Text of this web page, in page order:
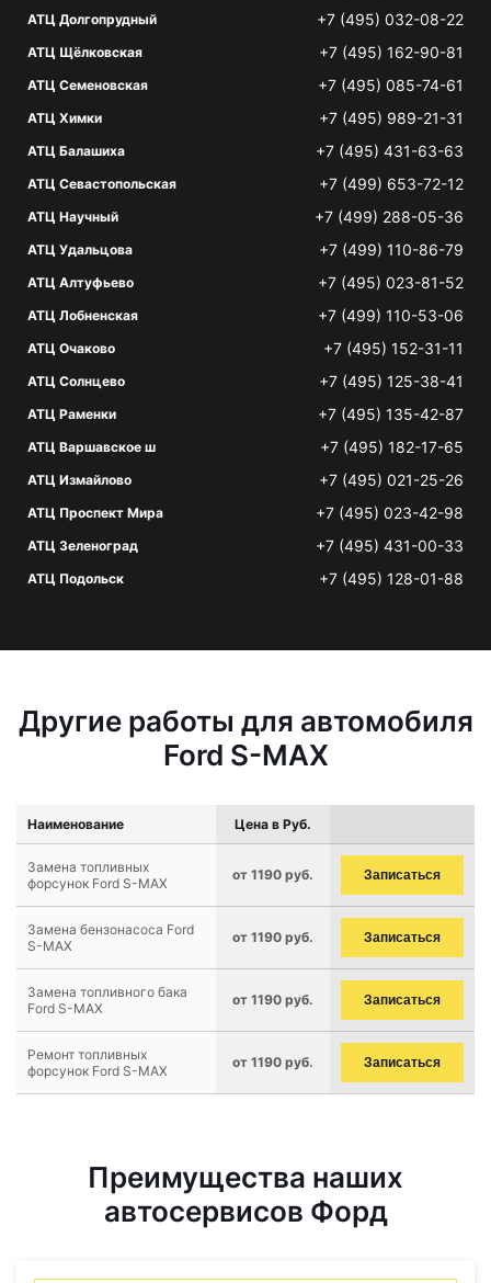
АТЦ Долгопрудный +7 (495) 032-08-22
АТЦ Щёлковская +7 (495) 162-90-81
АТЦ Семеновская +7 (495) 085-74-61
АТЦ Химки +7 (495) 989-21-31
АТЦ Балашиха +7 (495) 431-63-63
АТЦ Севастопольская +7 (499) 653-72-12
АТЦ Научный +7 (499) 288-05-36
АТЦ Удальцова +7 (499) 110-86-79
АТЦ Алтуфьево +7 (495) 023-81-52
АТЦ Лобненская +7 (499) 110-53-06
АТЦ Очаково +7 (495) 152-31-11
АТЦ Солнцево +7 (495) 125-38-41
АТЦ Раменки +7 (495) 135-42-87
АТЦ Варшавское ш +7 (495) 182-17-65
АТЦ Измайлово +7 (495) 021-25-26
АТЦ Проспект Мира +7 (495) 023-42-98
АТЦ Зеленоград +7 (495) 431-00-33
АТЦ Подольск +7 (495) 128-01-88
Другие работы для автомобиля
Ford S-MAX
Наименование Цена в Руб.
Замена топливных
форсунок Ford S-MAX
от 1190 руб. Записаться
Замена бензонасоса Ford
S-MAX
от 1190 руб. Записаться
Замена топливного бака
Ford S-MAX
от 1190 руб. Записаться
Ремонт топливных
форсунок Ford S-MAX
от 1190 руб. Записаться
Преимущества наших
автосервисов Форд